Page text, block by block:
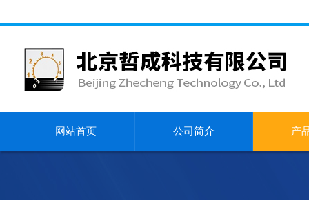
网站首页 公司简介 产